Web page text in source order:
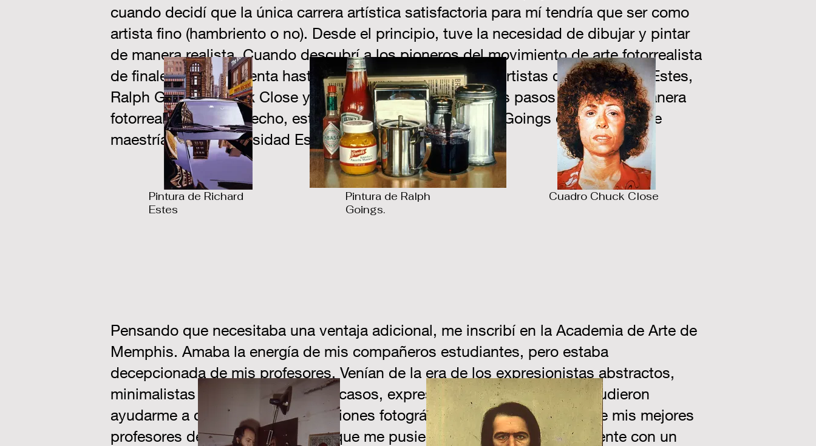
cuando decidí que la única carrera artística satisfactoria para mí tendría que ser como
artista fino (hambriento o no). Desde el principio, tuve la necesidad de dibujar y pintar
de manera realista. Cuando descubrí a los pioneros del movimiento de arte fotorrealista
de finales de los sesenta hasta principios de los setenta, artistas como Richard Estes,
Ralph Goings, Chuck Close y otros, me decidí a seguir sus pasos y pintar de manera
fotorrealista, en De hecho, estudié brevemente con Ralph Goings en una clase de
maestría en la Universidad Estatal de Arizone.
Pensando que necesitaba una ventaja adicional, me inscribí en la Academia de Arte de
Memphis. Amaba la energía de mis compañeros estudiantes, pero estaba
decepcionada de mis profesores. Venían de la era de los expresionistas abstractos,
minimalistas y, en el mejor de los casos, expresionistas. Como tal, no pudieron
ayudarme a desarrollar mis ambiciones fotográficas. Sin embargo, uno de mis mejores
profesores de pintura me sugirió que me pusiera en contacto personalmente con un
Pintura de Richard
Estes
Cuadro Chuck Close
Pintura de Ralph
Goings.